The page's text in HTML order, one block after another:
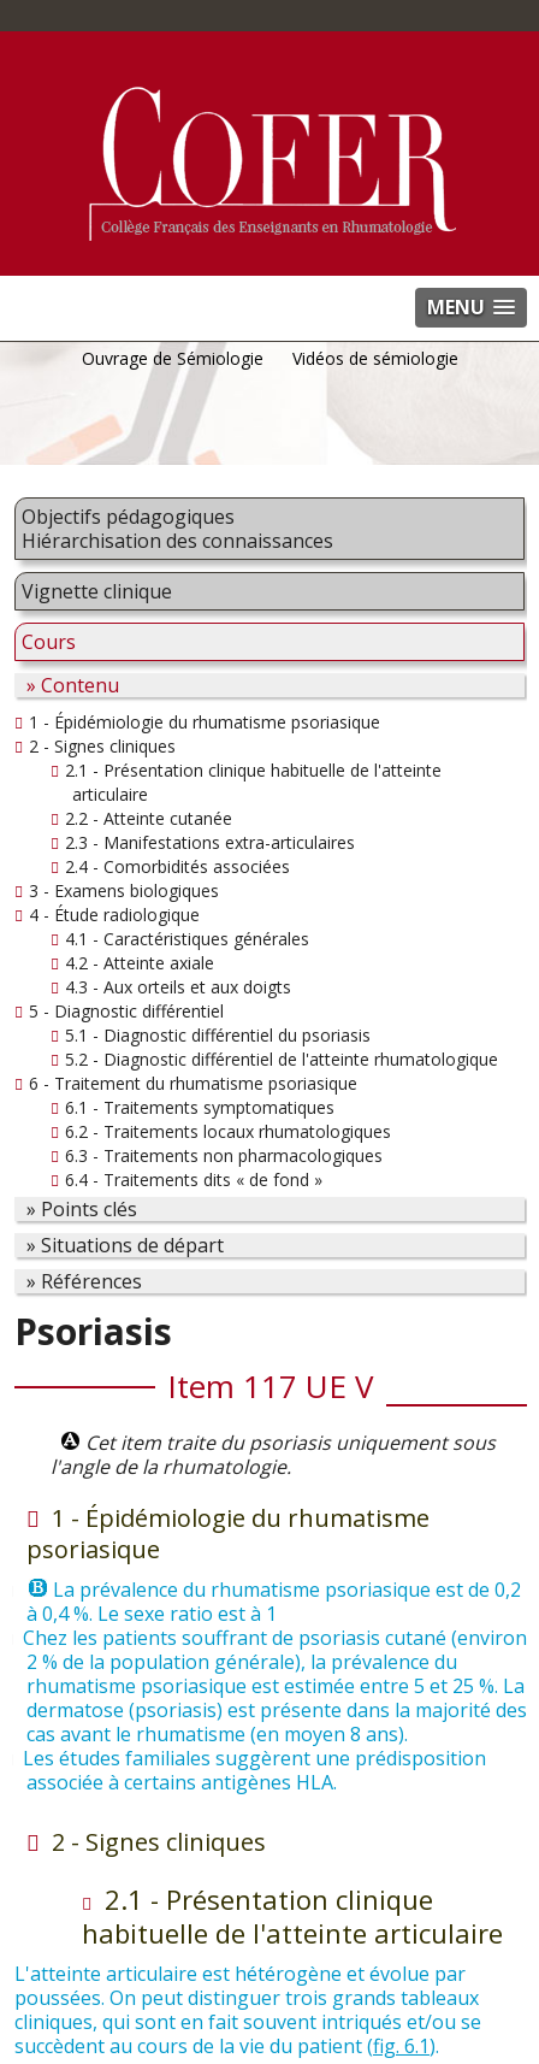
MENU
Ouvrage de Sémiologie Vidéos de sémiologie
Objectifs pédagogiques
Hiérarchisation des connaissances
Vignette clinique
Cours
» Contenu
1 - Épidémiologie du rhumatisme psoriasique
2 - Signes cliniques
2.1 - Présentation clinique habituelle de l'atteinte
articulaire
2.2 - Atteinte cutanée
2.3 - Manifestations extra-articulaires
2.4 - Comorbidités associées
3 - Examens biologiques
4 - Étude radiologique
4.1 - Caractéristiques générales
4.2 - Atteinte axiale
4.3 - Aux orteils et aux doigts
5 - Diagnostic différentiel
5.1 - Diagnostic différentiel du psoriasis
5.2 - Diagnostic différentiel de l'atteinte rhumatologique
6 - Traitement du rhumatisme psoriasique
6.1 - Traitements symptomatiques
6.2 - Traitements locaux rhumatologiques
6.3 - Traitements non pharmacologiques
6.4 - Traitements dits « de fond »
» Points clés
» Situations de départ
» Références
Psoriasis
Item 117 UE V
Cet item traite du psoriasis uniquement sous
l'angle de la rhumatologie.
1 - Épidémiologie du rhumatisme
psoriasique
La prévalence du rhumatisme psoriasique est de 0,2
à 0,4 %. Le sexe ratio est à 1
Chez les patients souffrant de psoriasis cutané (environ
2 % de la population générale), la prévalence du
rhumatisme psoriasique est estimée entre 5 et 25 %. La
dermatose (psoriasis) est présente dans la majorité des
cas avant le rhumatisme (en moyen 8 ans).
Les études familiales suggèrent une prédisposition
associée à certains antigènes HLA.
2 - Signes cliniques
2.1 - Présentation clinique
habituelle de l'atteinte articulaire
L'atteinte articulaire est hétérogène et évolue par
poussées. On peut distinguer trois grands tableaux
cliniques, qui sont en fait souvent intriqués et/ou se
succèdent au cours de la vie du patient (fig. 6.1).